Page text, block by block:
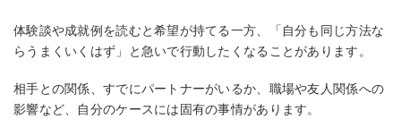
体験談や成就例を読むと希望が持てる一方、「自分も同じ方法な
らうまくいくはず」と急いで行動したくなることがあります。
相手との関係、すでにパートナーがいるか、職場や友人関係への
影響など、自分のケースには固有の事情があります。